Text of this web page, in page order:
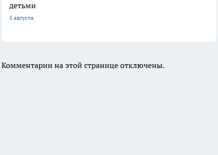
детьми
5 августа
Комментарии на этой странице отключены.